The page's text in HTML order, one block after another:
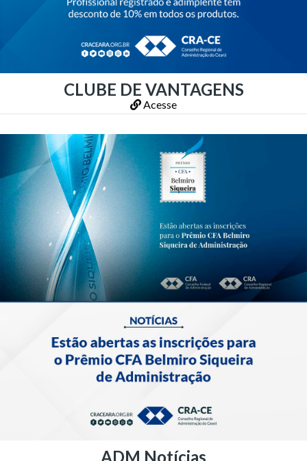
CLUBE DE VANTAGENS
Acesse
ADM Notícias